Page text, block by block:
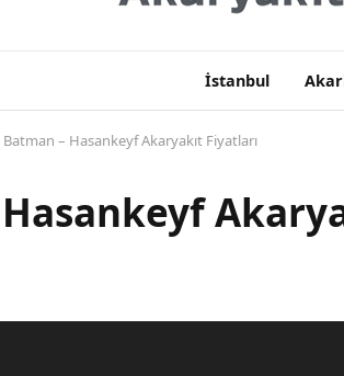
İstanbul
Batman – Hasankeyf Akaryakıt Fiyatları